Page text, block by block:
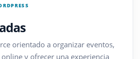
orientado a organizar eventos,
y ofrecer una experiencia